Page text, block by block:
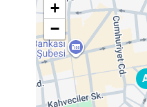
+
−